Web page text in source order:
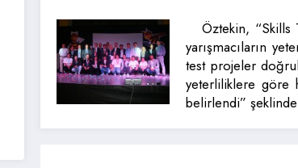
Öztekin, “Skills
yarışmacıların
test projeler
yeterliliklere göre
belirlendi”